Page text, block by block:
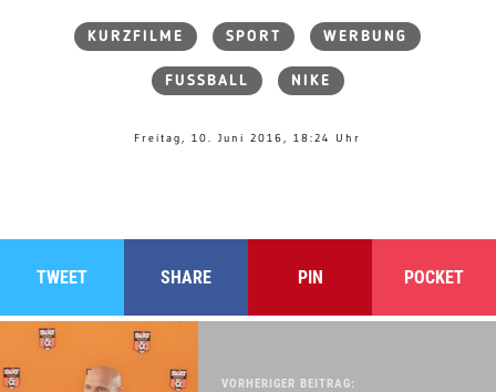
KURZFILME SPORT WERBUNG
FUSSBALL NIKE
Freitag, 10. Juni 2016, 18:24 Uhr
TWEET SHARE PIN POCKET
VORHERIGER BEITRAG: